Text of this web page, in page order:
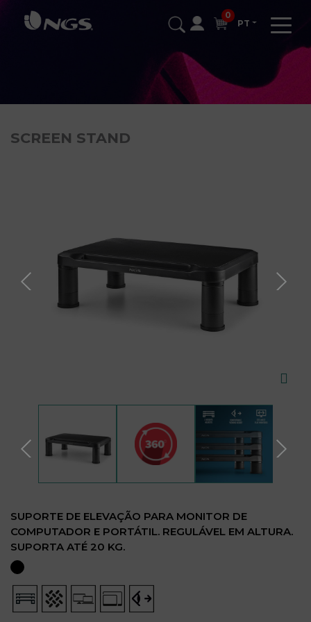
0
PT
SCREEN STAND
SUPORTE DE ELEVAÇÃO PARA MONITOR DE
COMPUTADOR E PORTÁTIL. REGULÁVEL EM ALTURA.
SUPORTA ATÉ 20 KG.